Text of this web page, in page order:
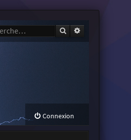
Rechercher
Connexion